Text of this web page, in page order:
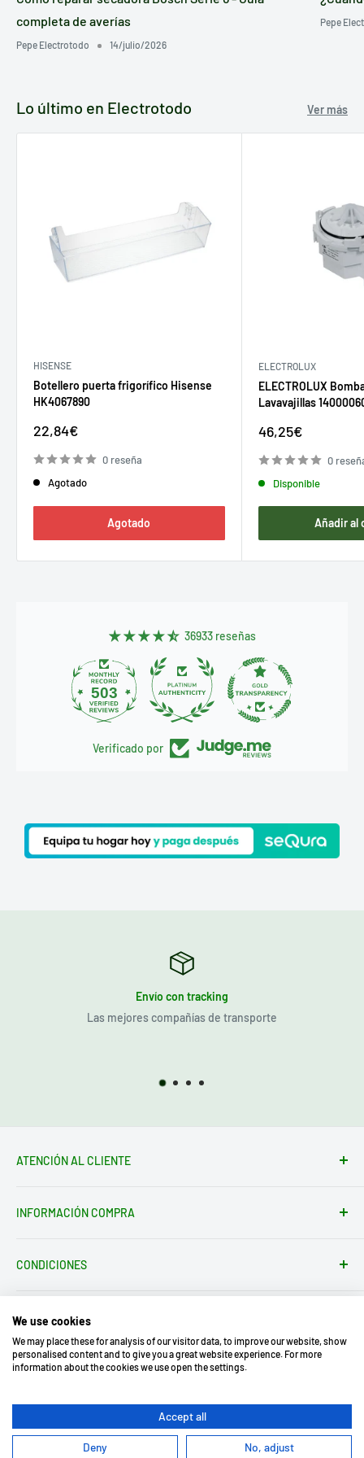
We use cookies
We may place these for analysis of our visitor data, to improve our website, show
personalised content and to give you a great website experience. For more
information about the cookies we use open the settings.
Accept all
Deny No, adjust
completa de averías
Pepe Electrotodo 14/julio/2026
Pepe
Lo último en Electrotodo Ver más
HISENSE
Botellero puerta frigorífico Hisense
HK4067890
Precio
venta
22,84€
0 reseña
Agotado
Agotado
ELECTROLUX
ELECTROLUX
Lavavajillas
Precio
venta
46,25€
0
Disponible
Añadir al
36933 reseñas
503
Verificado por
Envío con tracking
Las mejores compañías de transporte
ATENCIÓN AL CLIENTE
tienda@electrotodo.es
Quiénes somos
INFORMACIÓN COMPRA
Condiciones de Devolución
Formas de Pago
CONDICIONES
Aviso Legal
Condiciones Generales
Política de Privacidad
Política de Cookies
Todos los derechos reservados. Diseño web: